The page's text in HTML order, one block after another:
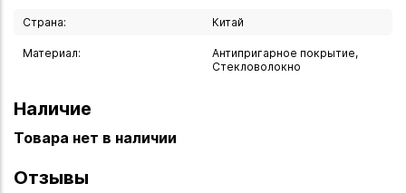
Страна: Китай
Материал:
Антипригарное покрытие,
Стекловолокно
Наличие
Товара нет в наличии
Отзывы